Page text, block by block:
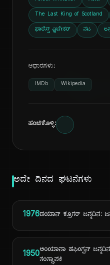
The Last King of Scotland
ಫಾರೆಸ್ಟ್ ವ್ಹಿಟೇಕರ್ ನಟ
ಆಧಾರಗಳು:
IMDb Wikipedia
ಹಂಚಿಕೊಳ್ಳಿ:
ಅದೇ ದಿನದ ಘಟನೆಗಳು
1976ಡಯಾನ್ ಕ್ರೂಗರ್ ಜನ್ಮದಿನ:
1950ಅರಿಯಾನಾ ಹಫಿಂಗ್ಟನ್
ಸಂಸ್ಥಾಪಕಿ